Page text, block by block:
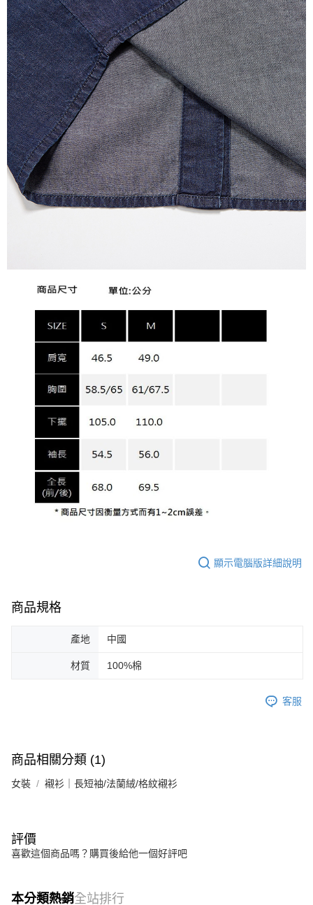
顯示電腦版詳細說明
商品規格
產地 中國
材質 100%棉
客服
商品相關分類 (1)
女裝 襯衫｜長短袖/法蘭絨/格紋襯衫
評價
喜歡這個商品嗎？購買後給他一個好評吧
本分類熱銷全站排行